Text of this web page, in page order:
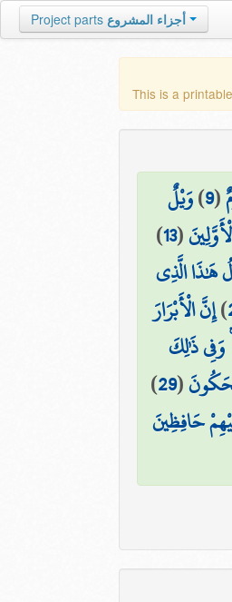
Project parts أجزاء المشروع
This is a
(
9
)وَيْلٌ
(
13
)
هَٰذَا الَّذِي
)إِنَّ الْأَبْرَارَ
ذَٰلِكَ
(
29
)
حَافِظِينَ